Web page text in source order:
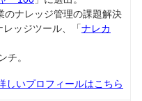
のナレッジ管理の課題解決
ッジツール、「ナレカ
チ。
しいプロフィールはこちら